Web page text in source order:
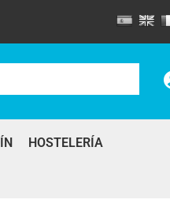
HOSTELERÍA